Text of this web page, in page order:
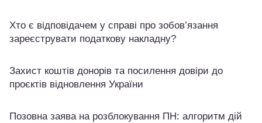
Хто є відповідачем у справі про зобов’язання
зареєструвати податкову накладну?
Захист коштів донорів та посилення довіри до
проєктів відновлення України
Позовна заява на розблокування ПН: алгоритм дій